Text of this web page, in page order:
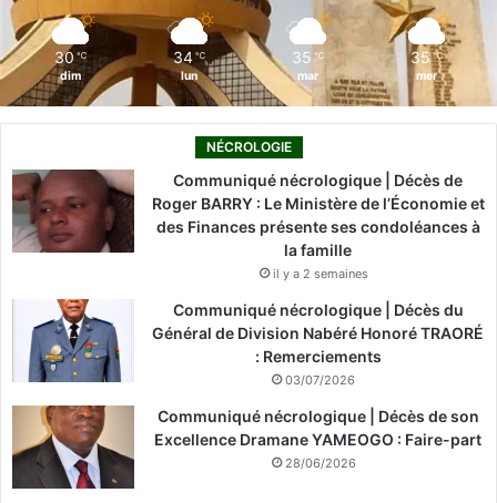
30 ℃
dim
34 ℃
lun
35 ℃
mar
35 ℃
mer
NÉCROLOGIE
Communiqué nécrologique | Décès de
Roger BARRY : Le Ministère de l’Économie et
des Finances présente ses condoléances à
la famille
il y a 2 semaines
Communiqué nécrologique | Décès du
Général de Division Nabéré Honoré TRAORÉ
: Remerciements
03/07/2026
Communiqué nécrologique | Décès de son
Excellence Dramane YAMEOGO : Faire-part
28/06/2026